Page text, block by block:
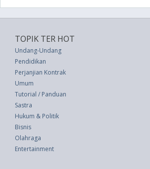
TOPIK TER HOT
Undang-Undang
Pendidikan
Perjanjian Kontrak
Umum
Tutorial / Panduan
Sastra
Hukum & Politik
Bisnis
Olahraga
Entertainment